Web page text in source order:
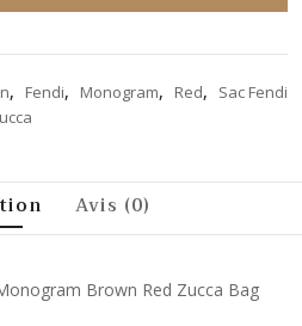
, Fendi, Monogram, Red,
Sac Fendi
Avis (0)
Brown Red Zucca Bag